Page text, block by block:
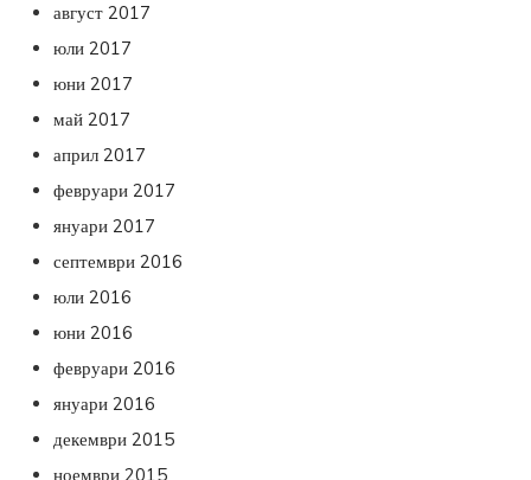
август 2017
юли 2017
юни 2017
май 2017
април 2017
февруари 2017
януари 2017
септември 2016
юли 2016
юни 2016
февруари 2016
януари 2016
декември 2015
ноември 2015